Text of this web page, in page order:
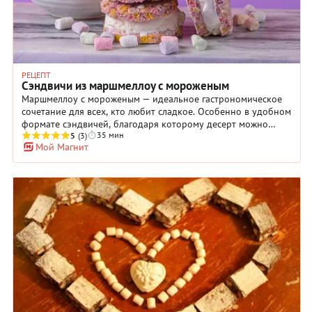
РЕЦЕПТ
Cэндвичи из маршмеллоу с мороженым
Маршмеллоу с мороженым — идеальное гастрономическое
сочетание для всех, кто любит сладкое. Особенно в удобном
формате сэндвичей, благодаря которому десерт можно
подать на любом фуршете. Особенно хорошо сэндвичи из
маршмеллоу с мороженым будут смотреться на детском
тематическом празднике. Так что сохраняйте рецепт на
случай, если маленький гурман захочет узнать, какое
лакомство предпочитают единороги. Тут справедливо задать
вопрос, сколько же калорий в этом десертном
совершенстве? Четыре порции содержат примерно 723 ккал,
но это не повод отказывать себе в удовольствии, если в
обычной жизни вы привыкли придерживаться
сбалансированного и разнообразного питания с большим
количеством овощей и фруктов.
5 (3) 35 мин
Мой Магнит